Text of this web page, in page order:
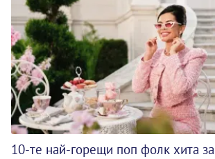
10-те най-горещи поп фолк хита